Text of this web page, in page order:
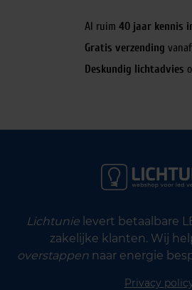
Al ruim 40 jaar kennis
Gratis verzending
Deskundig lichtadvies
Lichtunielevert betaalbare
zakelijke klanten. Wij
overstappen naar energie
Privacy